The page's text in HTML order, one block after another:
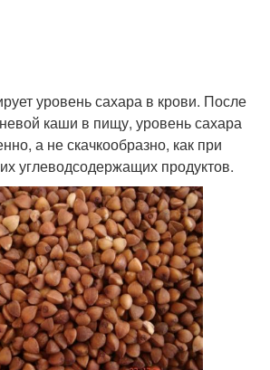
уровень сахара в крови. После
каши в пищу, уровень сахара
а не скачкообразно, как при
углеводсодержащих продуктов.